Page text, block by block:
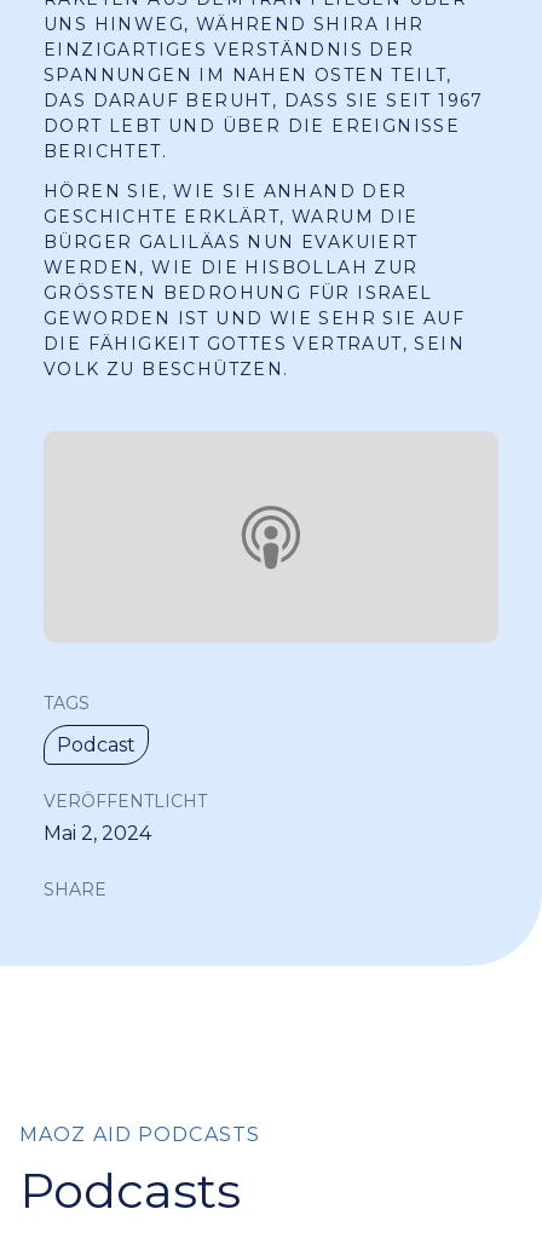
UNS HINWEG, WÄHREND SHIRA IHR
EINZIGARTIGES VERSTÄNDNIS DER
SPANNUNGEN IM NAHEN OSTEN TEILT,
DAS DARAUF BERUHT, DASS SIE SEIT 1967
DORT LEBT UND ÜBER DIE EREIGNISSE
BERICHTET.
HÖREN SIE, WIE SIE ANHAND DER
GESCHICHTE ERKLÄRT, WARUM DIE
BÜRGER GALILÄAS NUN EVAKUIERT
WERDEN, WIE DIE HISBOLLAH ZUR
GRÖSSTEN BEDROHUNG FÜR ISRAEL G
EWORDEN IST UND WIE SEHR SIE AUF D
IE FÄHIGKEIT GOTTES VERTRAUT, SEIN V
OLK ZU BESCHÜTZEN.
TAGS
Podcast
VERÖFFENTLICHT
Mai 2, 2024
SHARE
MAOZ AID PODCASTS
Podcasts